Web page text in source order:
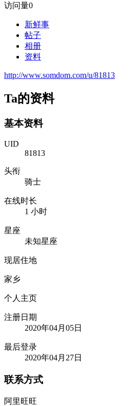
访问量0
新鲜事
帖子
相册
资料
http://www.somdom.com/u/81813
Ta的资料
基本资料
UID
81813
头衔
骑士
在线时长
1 小时
星座
未知星座
现居住地
家乡
个人主页
注册日期
2020年04月05日
最后登录
2020年04月27日
联系方式
阿里旺旺